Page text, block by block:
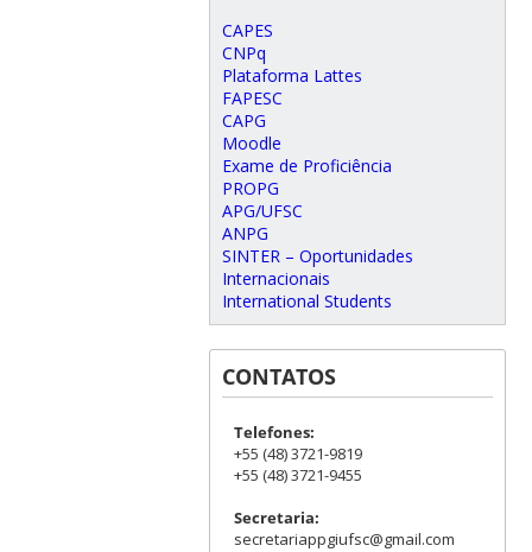
CAPES
CNPq
Plataforma Lattes
FAPESC
CAPG
Moodle
Exame de Proficiência
PROPG
APG/UFSC
ANPG
SINTER – Oportunidades
Internacionais
International Students
CONTATOS
Telefones:
+55 (48) 3721-9819
+55 (48) 3721-9455
Secretaria:
secretariappgiufsc@gmail.com